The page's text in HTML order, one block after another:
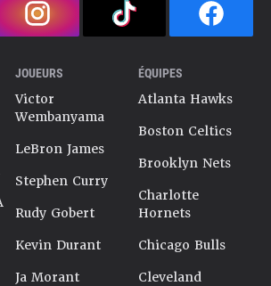
JOUEURS
Victor
Wembanyama
LeBron James
Stephen Curry
Rudy Gobert
Kevin Durant
Ja Morant
ÉQUIPES
Atlanta Hawks
Boston Celtics
Brooklyn Nets
Charlotte
Hornets
Chicago Bulls
Cleveland